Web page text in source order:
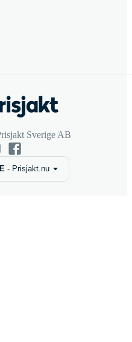
Sverige AB
- Prisjakt.nu